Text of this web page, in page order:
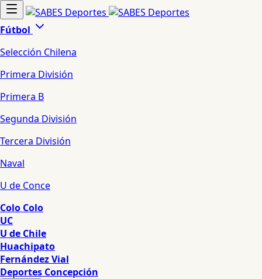
Fútbol
Selección Chilena
Primera División
Primera B
Segunda División
Tercera División
Naval
U de Conce
Colo Colo
UC
U de Chile
Huachipato
Fernández Vial
Deportes Concepción